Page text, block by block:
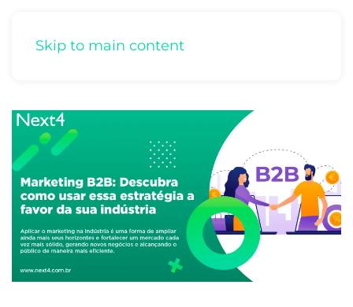
Skip to main content